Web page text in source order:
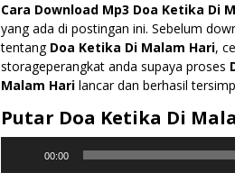
Cara Download Mp3 Doa Ketika Di
yang ada di postingan ini. Sebelum
tentang Doa Ketika Di Malam Hari,
storageperangkat anda supaya proses
Malam Hari lancar dan berhasil
Putar Doa Ketika Di
00:00